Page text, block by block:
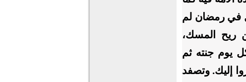
في رمضان لم
ريح المسك،
يوم جنته ثم
إليك. وتصفد